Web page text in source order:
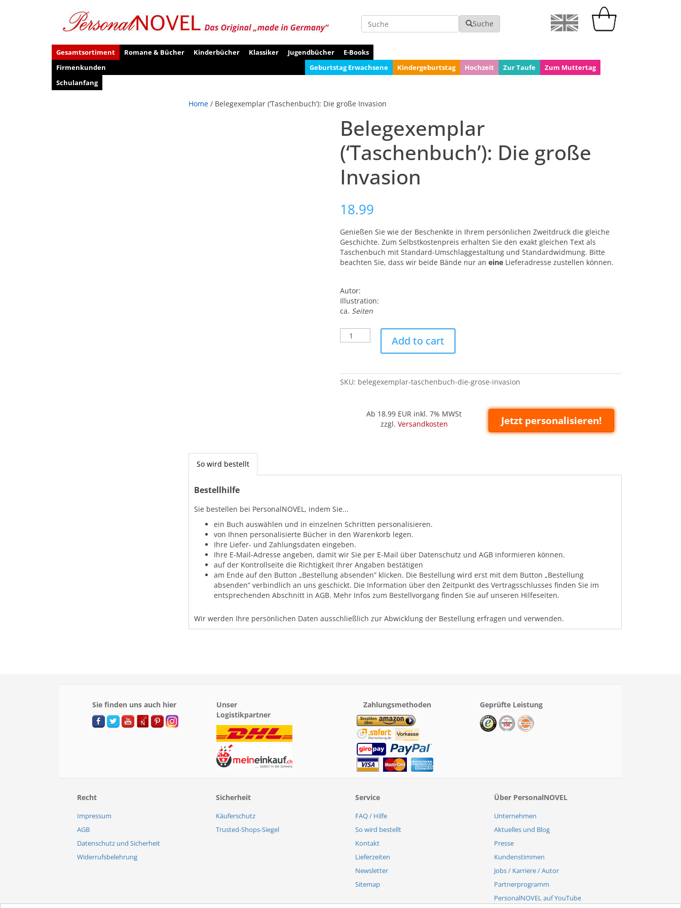
Suche Suche
Gesamtsortiment Romane & Bücher Kinderbücher Klassiker Jugendbücher
E-Books
Firmenkunden
Geburtstag Erwachsene Kindergeburtstag Hochzeit Zur Taufe
Zum Muttertag
Schulanfang
Home / Belegexemplar (‘Taschenbuch’): Die große Invasion
Belegexemplar
(‘Taschenbuch’): Die große
Invasion
18.99
Genießen Sie wie der Beschenkte in Ihrem persönlichen Zweitdruck die gleiche
Geschichte. Zum Selbstkostenpreis erhalten Sie den exakt gleichen Text als
Taschenbuch mit Standard-Umschlaggestaltung und Standardwidmung. Bitte
beachten Sie, dass wir beide Bände nur an eineLieferadresse zustellen können.
Autor:
Illustration:
ca. Seiten
Belegexemplar
('Taschenbuch'):
Invasion
quantity
Add to cart
SKU: belegexemplar-taschenbuch-die-grose-invasion
Ab 18.99 EUR inkl. 7% MWSt
zzgl. Versandkosten Jetzt personalisieren!
So wird bestellt
Bestellhilfe
Sie bestellen bei PersonalNOVEL, indem Sie...
ein Buch auswählen und in einzelnen Schritten personalisieren.
von Ihnen personalisierte Bücher in den Warenkorb legen.
Ihre Liefer- und Zahlungsdaten eingeben.
Ihre E-Mail-Adresse angeben, damit wir Sie per E-Mail über Datenschutz und AGB informieren können.
auf der Kontrollseite die Richtigkeit Ihrer Angaben bestätigen
am Ende auf den Button „Bestellung absenden” klicken. Die Bestellung wird erst mit dem Button „Bestellung
absenden” verbindlich an uns geschickt. Die Information über den Zeitpunkt des Vertragsschlusses finden Sie im
entsprechenden Abschnitt in AGB. Mehr Infos zum Bestellvorgang finden Sie auf unseren Hilfeseiten.
Wir werden Ihre persönlichen Daten ausschließlich zur Abwicklung der Bestellung erfragen und verwenden.
Sie finden uns auch hier
Unser
Logistikpartner
Zahlungsmethoden Geprüfte Leistung
Recht
Impressum
AGB
Datenschutz und Sicherheit
Widerrufsbelehrung
Sicherheit
Käuferschutz
Trusted-Shops-Siegel
Service
FAQ / Hilfe
So wird bestellt
Kontakt
Lieferzeiten
Newsletter
Sitemap
Über PersonalNOVEL
Unternehmen
Aktuelles und Blog
Presse
Kundenstimmen
Jobs / Karriere / Autor
Partnerprogramm
PersonalNOVEL auf YouTube